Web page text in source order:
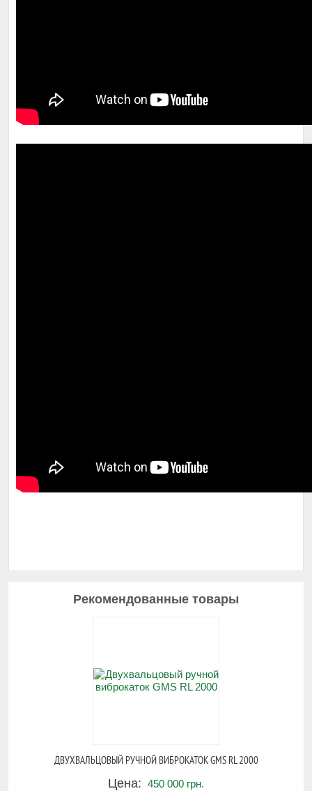
Рекомендованные товары
ДВУХВАЛЬЦОВЫЙ РУЧНОЙ ВИБРОКАТОК GMS RL 2000
Цена: 450 000 грн.